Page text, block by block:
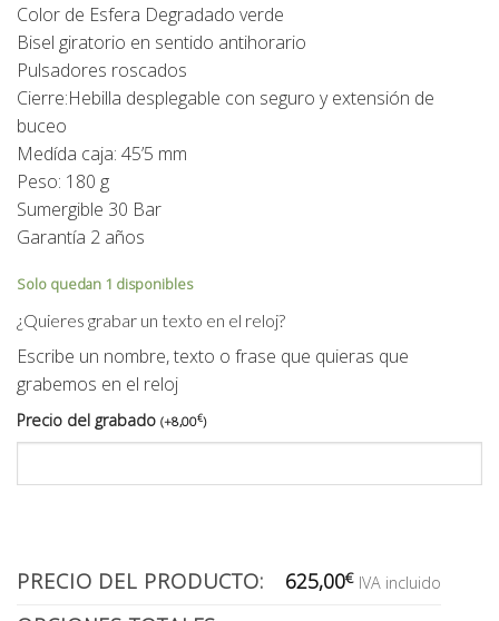
Color de Esfera Degradado verde
Bisel giratorio en sentido antihorario
Pulsadores roscados
Cierre:Hebilla desplegable con seguro y extensión de
buceo
Medída caja: 45’5 mm
Peso: 180 g
Sumergible 30 Bar
Garantía 2 años
Solo quedan 1 disponibles
¿Quieres grabar un texto en el reloj?
Escribe un nombre, texto o frase que quieras que
grabemos en el reloj
Precio del grabado (+8,00€)
PRECIO DEL PRODUCTO: 625,00€ IVA incluido